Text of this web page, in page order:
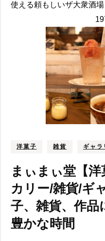
使える頼もしいザ大衆酒
洋菓子 雑貨 ギャラ
まぃまぃ堂【
カリー/雑貨/ギ
子、雑貨、作品
豊かな時間